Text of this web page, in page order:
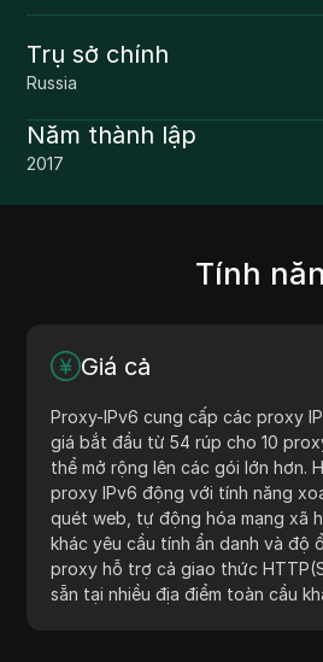
Trụ sở chính
Russia
Năm thành lập
2017
Tính
Giá cả
Proxy-IPv6 cung cấp các proxy
giá bắt đầu từ 54 rúp cho 10
thể mở rộng lên các gói lớn hơn.
proxy IPv6 động với tính năng
quét web, tự động hóa mạng xã
khác yêu cầu tính ẩn danh và độ
proxy hỗ trợ cả giao thức
sẵn tại nhiều địa điểm toàn cầu